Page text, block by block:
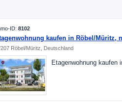
ID: 8102
kaufen in Röbel/Müritz,
Röbel/Müritz, Deutschland
Etagenwohnung kaufen